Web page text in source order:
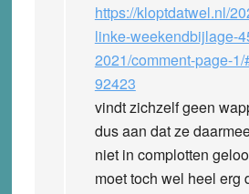
https://kloptdatwel.nl/
linke-weekendbijlage-
2021/comment-page-
92423
vindt zichzelf geen
dus aan dat ze
niet in complotten
moet toch wel heel erg